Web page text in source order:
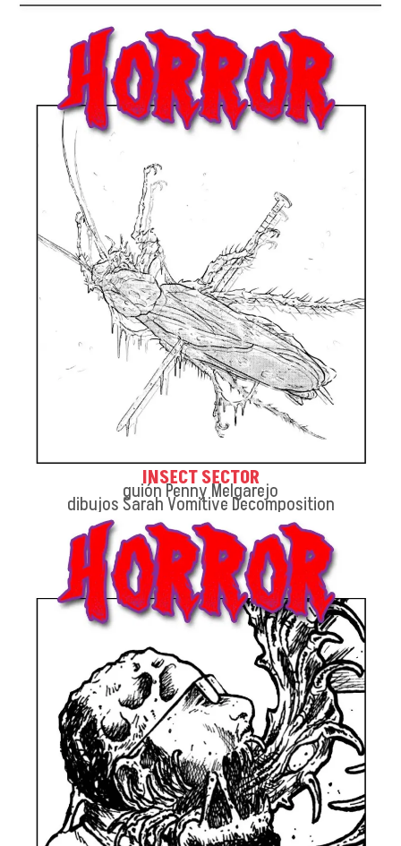
INSECT SECTOR
guión Penny Melgarejo
dibujos Sarah Vomitive Decomposition